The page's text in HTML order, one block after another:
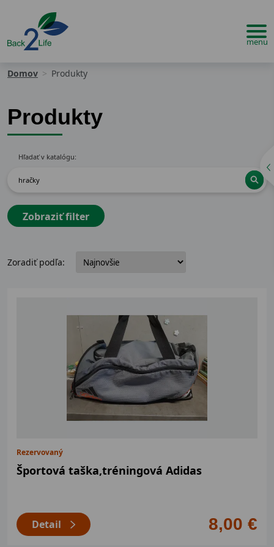
Domov Produkty
Produkty
Hľadať v katalógu:
Zobraziť filter
Zoradiť podľa:
Rezervovaný
Športová taška,tréningová Adidas
Detail 8,00 €